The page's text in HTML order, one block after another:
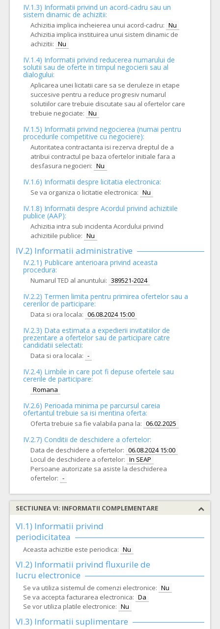
IV.1.3) Informatii privind un acord-cadru sau un
sistem dinamic de achizitii:
Achizitia implica incheierea unui acord-cadru: Nu
Achizitia implica instituirea unui sistem dinamic de
achizitii: Nu
IV.1.4) Informatii privind reducerea numarului de
solutii sau de oferte in timpul negocierii sau al
dialogului:
Aplicarea unei licitatii care sa se deruleze in etape
succesive pentru a reduce progresiv numarul
solutiilor care trebuie discutate sau al ofertelor care
trebuie negociate: Nu
IV.1.5) Informatii privind negocierea (numai pentru
procedurile competitive cu negociere):
Autoritatea contractanta isi rezerva dreptul de a
atribui contractul pe baza ofertelor initiale fara a
desfasura negocieri: Nu
IV.1.6) Informatii despre licitatia electronica:
Se va organiza o licitatie electronica: Nu
IV.1.8) Informatii despre Acordul privind achizitiile
publice (AAP):
Achizitia intra sub incidenta Acordului privind
achizitiile publice: Nu
IV.2) Informatii administrative
IV.2.1) Publicare anterioara privind aceasta
procedura:
Numarul TED al anuntului: 389521-2024
IV.2.2) Termen limita pentru primirea ofertelor sau a
cererilor de participare:
Data si ora locala: 06.08.2024 15:00
IV.2.3) Data estimata a expedierii invitatiilor de
prezentare a ofertelor sau de participare catre
candidatii selectati:
Data si ora locala: -
IV.2.4) Limbile in care pot fi depuse ofertele sau
cererile de participare:
Romana
IV.2.6) Perioada minima pe parcursul careia
ofertantul trebuie sa isi mentina oferta:
Oferta trebuie sa fie valabila pana la: 06.02.2025
IV.2.7) Conditii de deschidere a ofertelor:
Data de deschidere a ofertelor: 06.08.2024 15:00
Locul de deschidere a ofertelor: In SEAP
Persoane autorizate sa asiste la deschiderea
ofertelor: -
SECTIUNEA VI: INFORMATII COMPLEMENTARE
VI.1) Informatii privind
periodicitatea
Aceasta achizitie este periodica: Nu
VI.2) Informatii privind fluxurile de
lucru electronice
Se va utiliza sistemul de comenzi electronice: Nu
Se va accepta facturarea electronica: Da
Se vor utiliza platile electronice: Nu
VI.3) Informatii suplimentare